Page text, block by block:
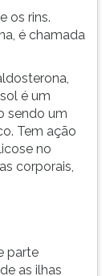
os rins.
é chamada
é um
sendo um
Tem ação
no
corporais,
parte
as ilhas